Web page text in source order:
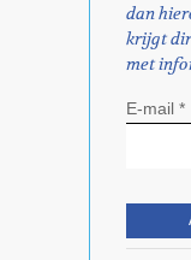
dan
krijgt
met
E-mail *